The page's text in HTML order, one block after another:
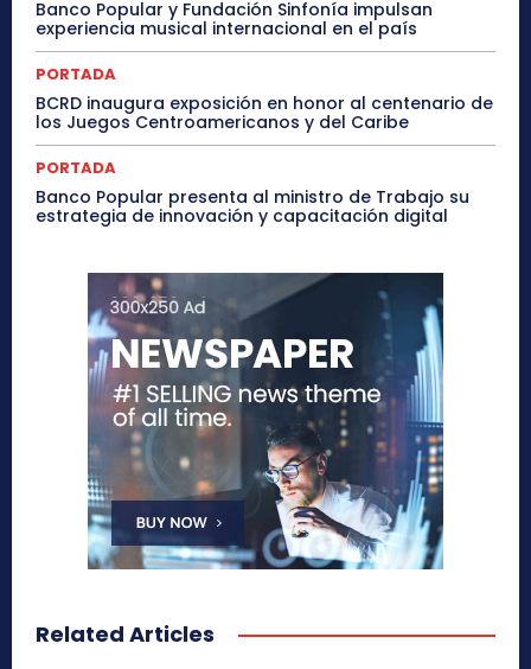
Banco Popular y Fundación Sinfonía impulsan
experiencia musical internacional en el país
PORTADA
BCRD inaugura exposición en honor al centenario de
los Juegos Centroamericanos y del Caribe
PORTADA
Banco Popular presenta al ministro de Trabajo su
estrategia de innovación y capacitación digital
Related Articles